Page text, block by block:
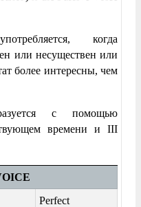
когда
или несуществен или
более интересны, чем
с помощью
времени и III
Perfect